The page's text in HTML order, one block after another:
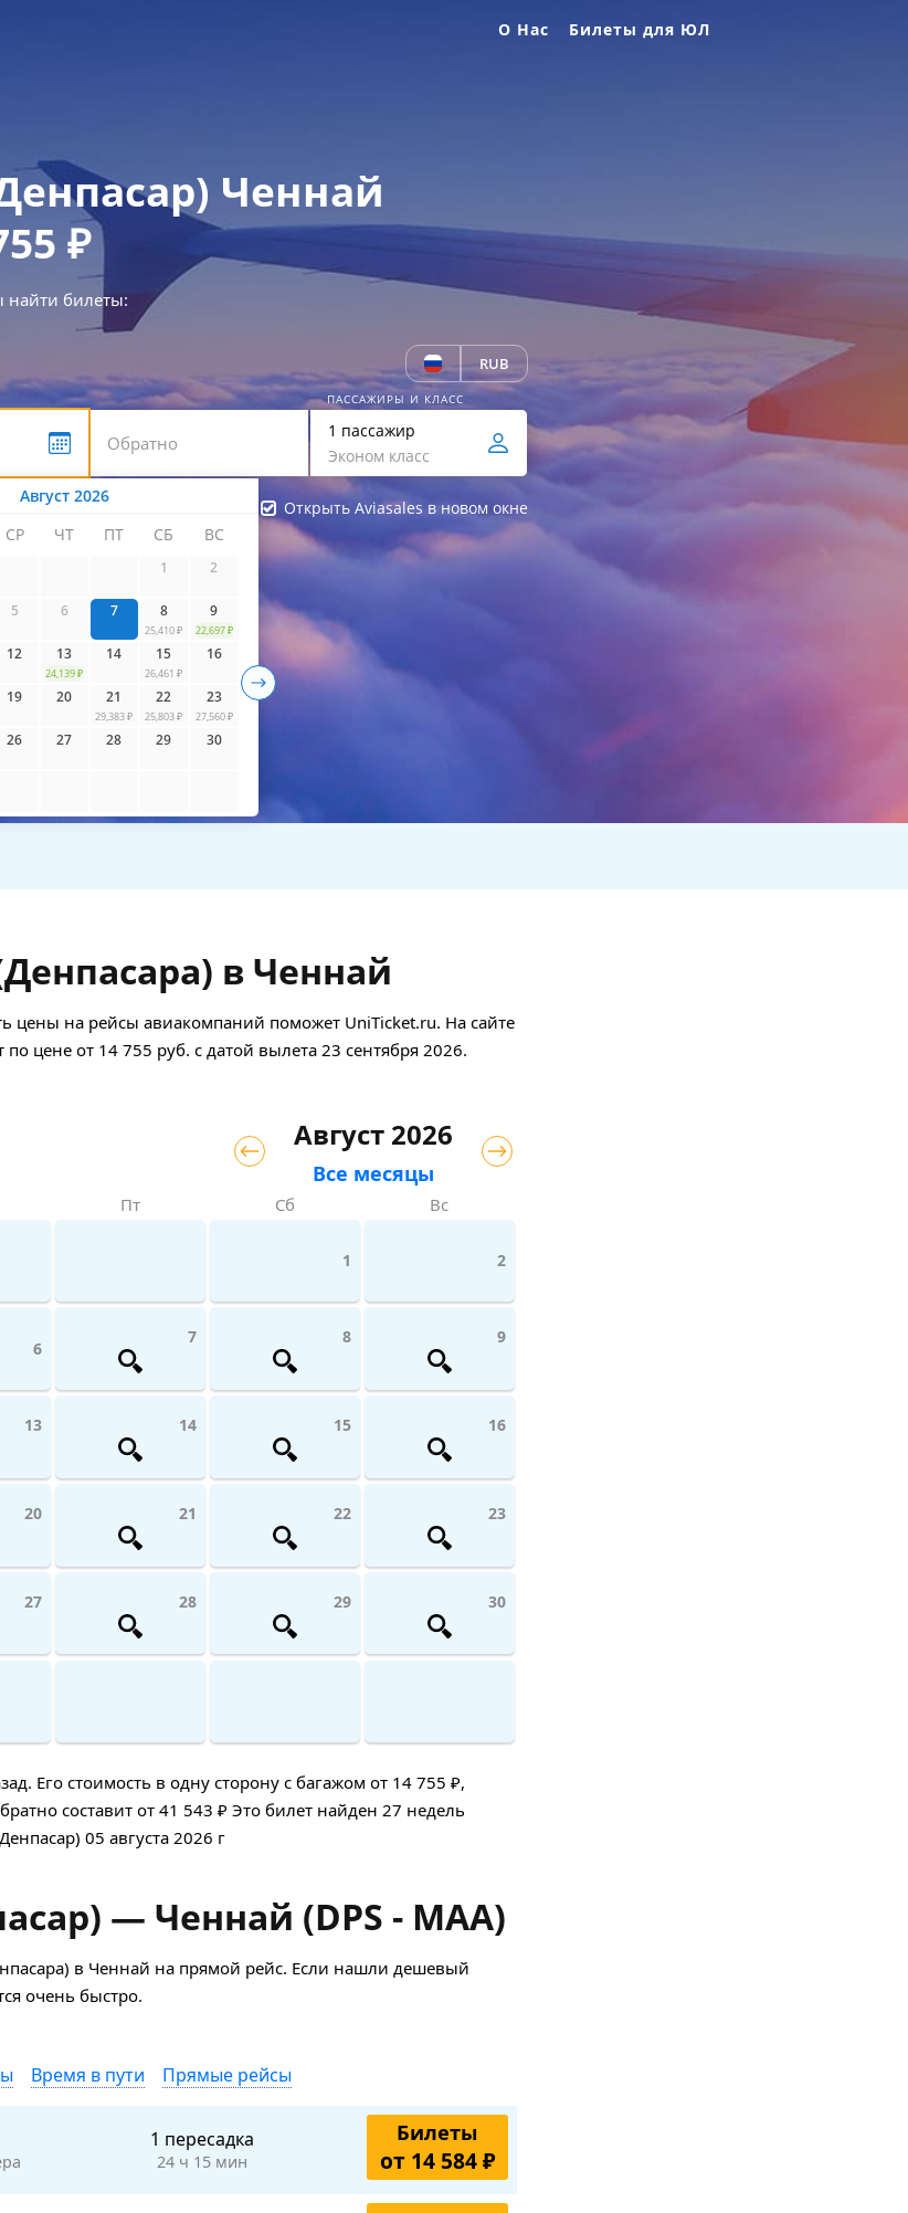
О Нас Билеты для ЮЛ
Ченнай
₽
найти билеты:
RUB
Август 2026
СР ЧТ ПТ СБ ВС
1 2
5 6 7 8
25,410 ₽
9
22,697 ₽
12 13
24,139 ₽
14 15
26,461 ₽
16
19 20 21
29,383 ₽
22
25,803 ₽
23
27,560 ₽
26 27 28 29 30
ПАССАЖИРЫ И КЛАСС
1 пассажир
Эконом класс
Открыть Aviasales в новом окне
в Ченнай
цены на рейсы авиакомпаний поможет UniTicket.ru. На сайте
по цене от 14 755 руб. с датой вылета 23 сентября 2026.
Август 2026
Все месяцы
Пт Сб Вс
1 2
6
7 8 9
13 14 15 16
20 21 22 23
27 28 29 30
Его стоимость в одну сторону с багажом от 14 755 ₽,
составит от 41 543 ₽ Это билет найден 27 недель
05 августа 2026 г
— Ченнай (DPS - MAA)
в Ченнай на прямой рейс. Если нашли дешевый
очень быстро.
Время в пути Прямые рейсы
1 пересадка
24 ч 15 мин
Билеты
от 14 584 ₽